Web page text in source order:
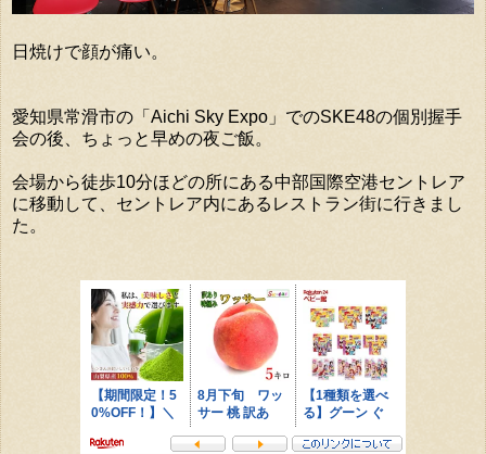
日焼けで顔が痛い。
愛知県常滑市の「Aichi Sky Expo」でのSKE48の個別握手
会の後、ちょっと早めの夜ご飯。
会場から徒歩10分ほどの所にある中部国際空港セントレア
に移動して、セントレア内にあるレストラン街に行きまし
た。